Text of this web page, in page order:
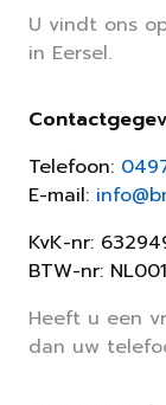
U vindt ons
in Eersel.
Telefoon:
E-mail:
KvK-nr:
BTW-nr:
Heeft u een
dan uw